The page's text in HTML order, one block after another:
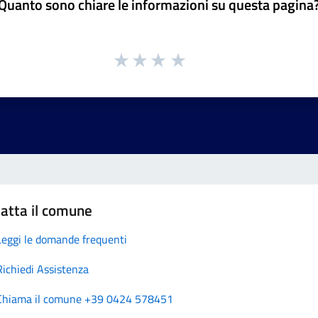
sono chiare le informazioni su questa
il comune
le domande frequenti
Assistenza
il comune +39 0424 578451